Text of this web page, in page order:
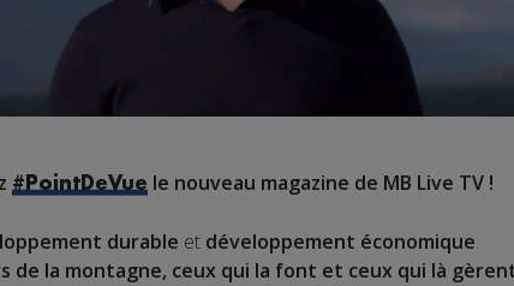
#PointDeVue le nouveau magazine de MB Live TV !
durable et développement économique.
de la montagne, ceux qui la font et ceux qui là